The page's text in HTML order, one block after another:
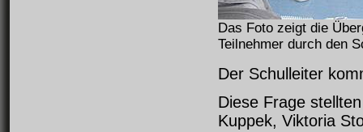
Das Foto zeigt die
Teilnehmer durch den
Der Schulleiter
Diese Frage
Kuppek, Viktoria